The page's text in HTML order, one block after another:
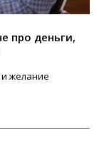
про деньги,
желание